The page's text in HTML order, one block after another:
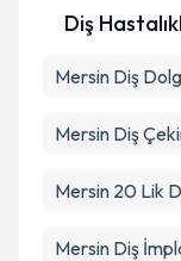
Diş
Mersin Diş
Mersin Diş
Mersin 20 Lik
Mersin Diş